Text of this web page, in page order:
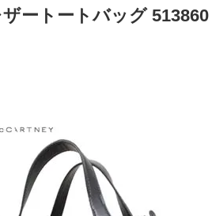
ートートバッグ 513860